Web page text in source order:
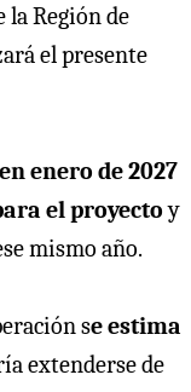
Región de
el presente
enero de 2027
el proyectoy
mismo año.
se estima
extenderse de